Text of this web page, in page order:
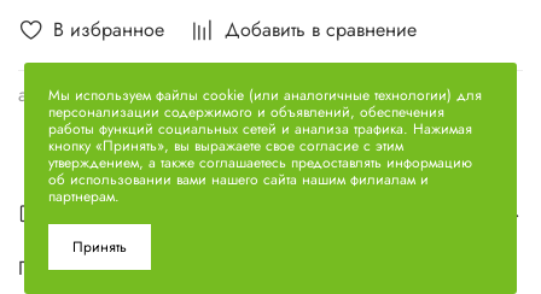
В избранное Добавить в сравнение
арт.236-1005128-А
Описание
Пластина замковая (без усика) 236-1005128-А
Мы используем файлы cookie (или аналогичные технологии) для
персонализации содержимого и объявлений, обеспечения
работы функций социальных сетей и анализа трафика. Нажимая
кнопку «Принять», вы выражаете свое согласие с этим
утверждением, а также соглашаетесь предоставлять информацию
об использовании вами нашего сайта нашим филиалам и
партнерам.
Принять